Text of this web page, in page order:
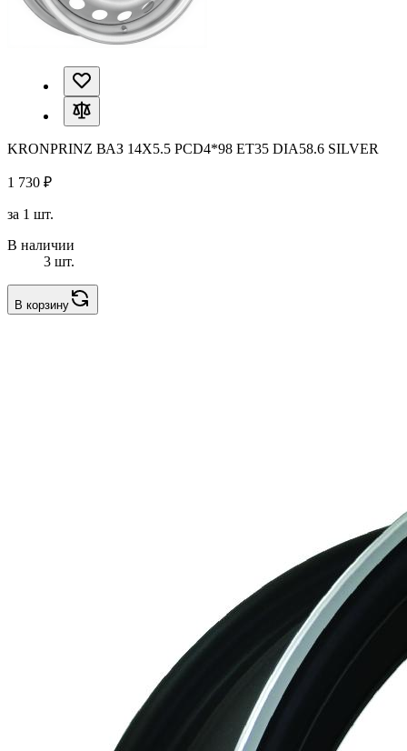
KRONPRINZ ВАЗ 14X5.5 PCD4*98 ET35 DIA58.6 SILVER
1 730 ₽
за 1 шт.
В наличии
3 шт.
В корзину